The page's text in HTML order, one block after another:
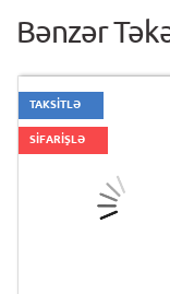
Bənzər
TAKSİTLƏ
SİFARİŞLƏ